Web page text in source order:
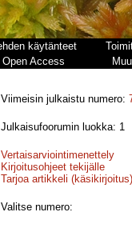
käytänteet
Open Access
Viimeisin julkaistu numero:
Julkaisufoorumin luokka: 1
Vertaisarviointimenettely
Kirjoitusohjeet tekijälle
Tarjoa artikkeli (käsikirjoitus)
Valitse numero: